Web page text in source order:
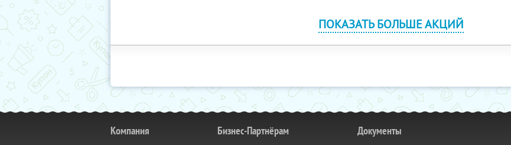
ПОКАЗАТЬ БОЛЬШЕ АКЦИЙ
Компания Бизнес-Партнёрам Документы